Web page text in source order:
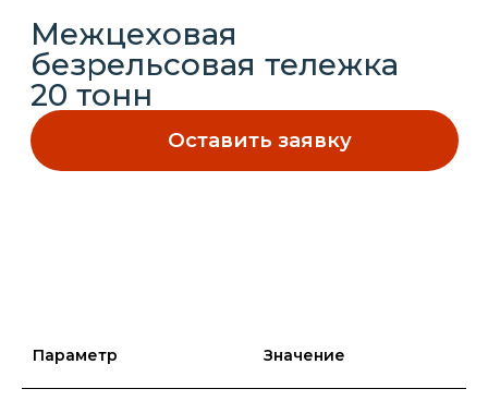
Параметр Значение